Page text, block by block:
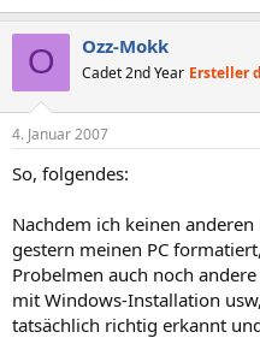
O Ozz-Mokk
Cadet 2nd Year Ersteller
4. Januar 2007
So, folgendes:
Nachdem ich keinen
gestern meinen PC
Probelmen auch noch
mit Windows-Installation
tatsächlich richtig erkannt